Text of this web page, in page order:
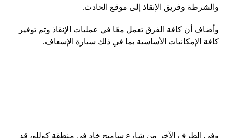
والشرطة وفريق الإنقاذ إلى موقع الحادث.
وأضاف أن كافة الفرق تعمل معًا في عمليات الإنقاذ وتم توفير
كافة الإمكانيات الأساسية بما في ذلك سيارة الإسعاف.
وفي الطرف الآخر من شارع ساميج خاد في منطقة كوللو، قد